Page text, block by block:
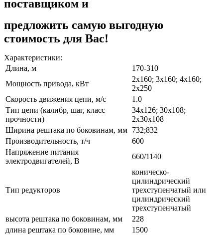
поставщиком и
предложить самую выгодную
стоимость для Вас!
Характеристики:
Длина, м
170-310
Мощность привода, кВт
2х160; 3х160; 4х160;
2х250
Скорость движения цепи, м/с
1.0
Тип цепи (калибр, шаг, класс
прочности)
34х126; 30х108;
2х30х108
Ширина рештака по боковинам, мм 732;832
Производительность, т/ч
600
Напряжение питания
электродвигателей, В
660/1140
Тип редукторов
коническо-
цилиндрический
трехступенчатый или
цилиндрический
трехступенчатый
высота рештака по боковинам, мм
228
длина рештака по боковине, мм
1500